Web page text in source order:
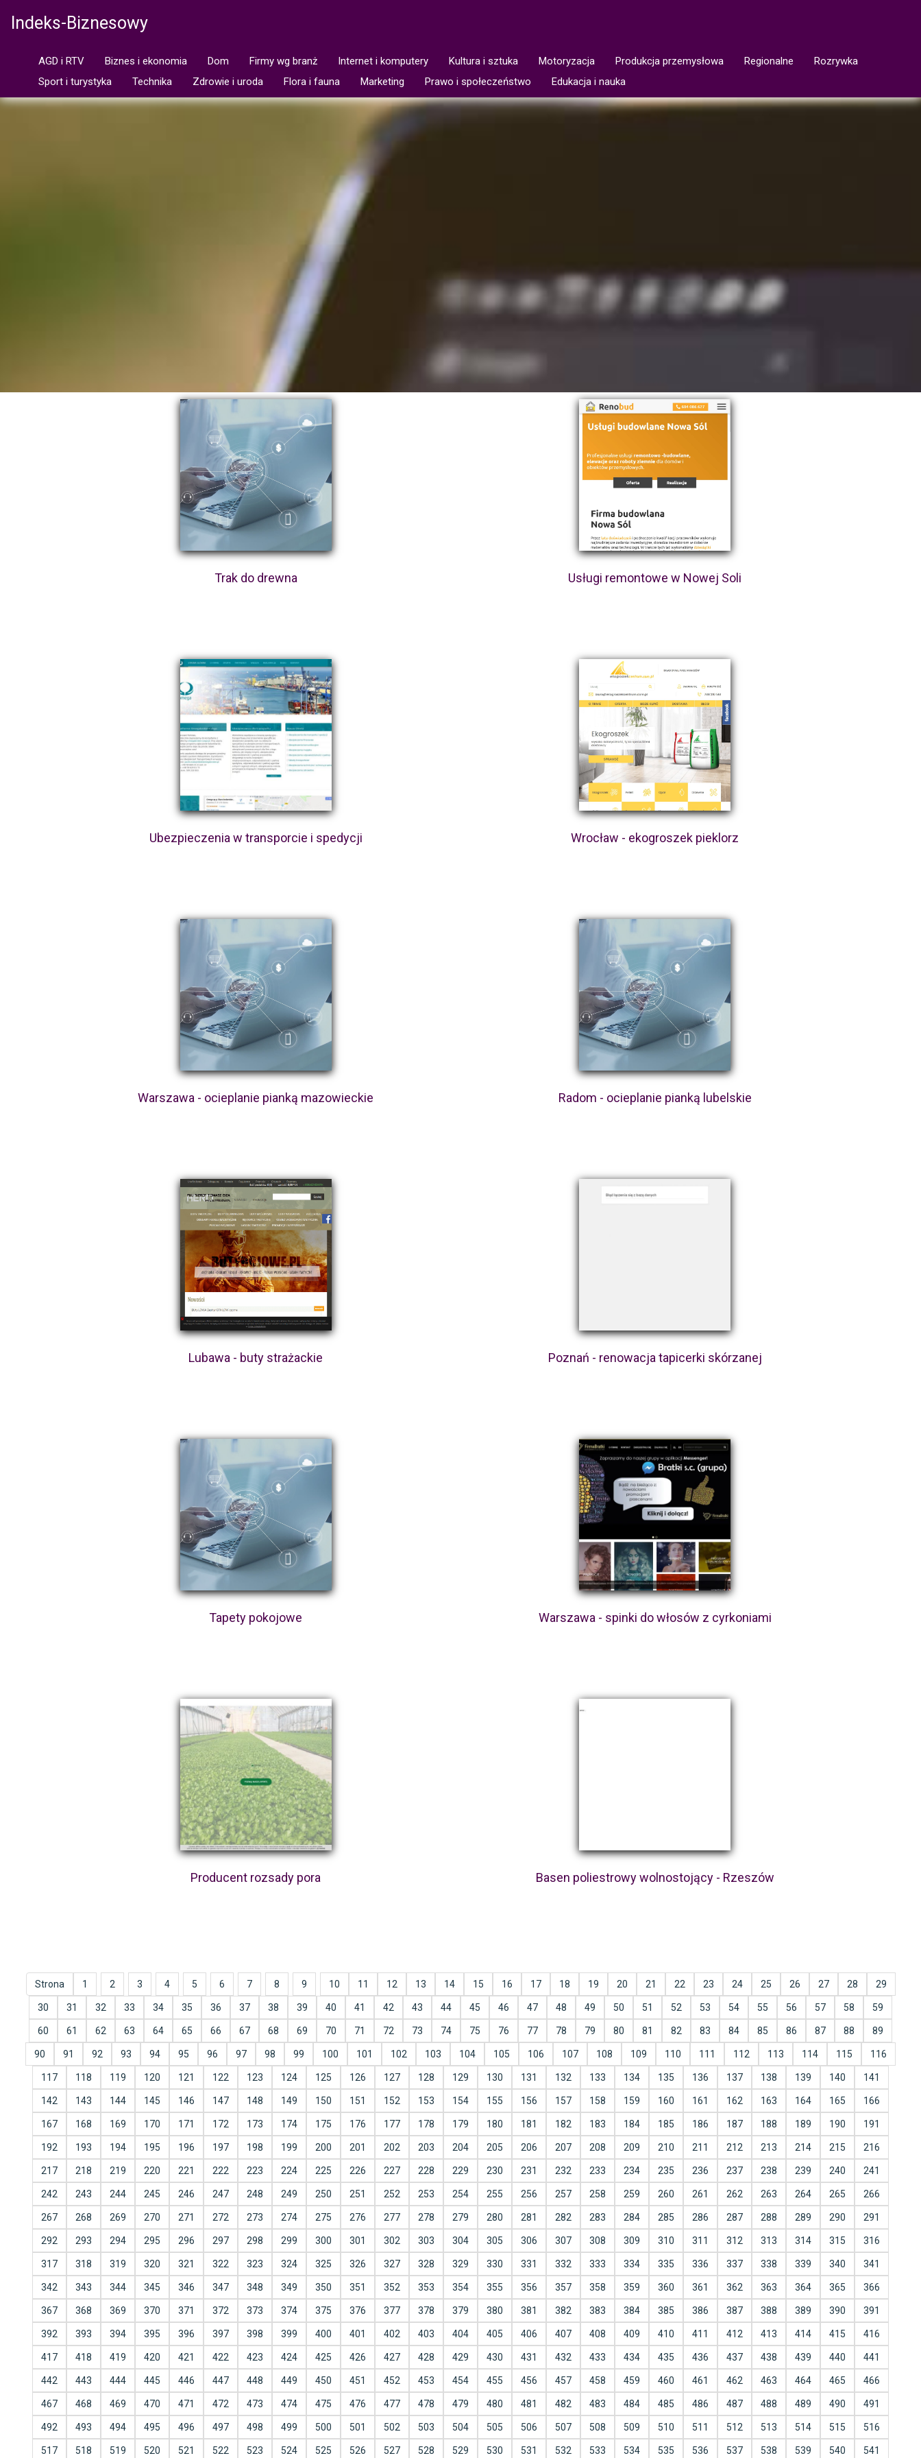
Indeks-Biznesowy
AGD i RTV Biznes i ekonomia Dom Firmy wg branż Internet i komputery Kultura i sztuka Motoryzacja Produkcja przemysłowa Regionalne
Rozrywka
Sport i turystyka
Technika Zdrowie i uroda Flora i fauna Marketing Prawo i społeczeństwo Edukacja i nauka
Trak do drewna Usługi remontowe w Nowej Soli
Ubezpieczenia w transporcie i spedycji Wrocław - ekogroszek pieklorz
Warszawa - ocieplanie pianką mazowieckie Radom - ocieplanie pianką lubelskie
Lubawa - buty strażackie Poznań - renowacja tapicerki skórzanej
Tapety pokojowe Warszawa - spinki do włosów z cyrkoniami
Producent rozsady pora Basen poliestrowy wolnostojący - Rzeszów
Strona 1 2 3 4 5 6 7 8 9 10 11 12 13 14 15 16 17 18 19 20 21 22 23 24 25 26 27 28 29
30 31 32 33 34 35 36 37 38 39 40 41 42 43 44 45 46 47 48 49 50 51 52 53 54 55 56 57 58 59
60 61 62 63 64 65 66 67 68 69 70 71 72 73 74 75 76 77 78 79 80 81 82 83 84 85 86 87 88 89
90 91 92 93 94 95 96 97 98 99 100 101 102 103 104 105 106 107 108 109 110 111 112 113 114 115 116
117 118 119 120 121 122 123 124 125 126 127 128 129 130 131 132 133 134 135 136 137 138 139 140 141
142 143 144 145 146 147 148 149 150 151 152 153 154 155 156 157 158 159 160 161 162 163 164 165 166
167 168 169 170 171 172 173 174 175 176 177 178 179 180 181 182 183 184 185 186 187 188 189 190 191
192 193 194 195 196 197 198 199 200 201 202 203 204 205 206 207 208 209 210 211 212 213 214 215 216
217 218 219 220 221 222 223 224 225 226 227 228 229 230 231 232 233 234 235 236 237 238 239 240 241
242 243 244 245 246 247 248 249 250 251 252 253 254 255 256 257 258 259 260 261 262 263 264 265 266
267 268 269 270 271 272 273 274 275 276 277 278 279 280 281 282 283 284 285 286 287 288 289 290 291
292 293 294 295 296 297 298 299 300 301 302 303 304 305 306 307 308 309 310 311 312 313 314 315 316
317 318 319 320 321 322 323 324 325 326 327 328 329 330 331 332 333 334 335 336 337 338 339 340 341
342 343 344 345 346 347 348 349 350 351 352 353 354 355 356 357 358 359 360 361 362 363 364 365 366
367 368 369 370 371 372 373 374 375 376 377 378 379 380 381 382 383 384 385 386 387 388 389 390 391
392 393 394 395 396 397 398 399 400 401 402 403 404 405 406 407 408 409 410 411 412 413 414 415 416
417 418 419 420 421 422 423 424 425 426 427 428 429 430 431 432 433 434 435 436 437 438 439 440 441
442 443 444 445 446 447 448 449 450 451 452 453 454 455 456 457 458 459 460 461 462 463 464 465 466
467 468 469 470 471 472 473 474 475 476 477 478 479 480 481 482 483 484 485 486 487 488 489 490 491
492 493 494 495 496 497 498 499 500 501 502 503 504 505 506 507 508 509 510 511 512 513 514 515 516
517 518 519 520 521 522 523 524 525 526 527 528 529 530 531 532 533 534 535 536 537 538 539 540 541